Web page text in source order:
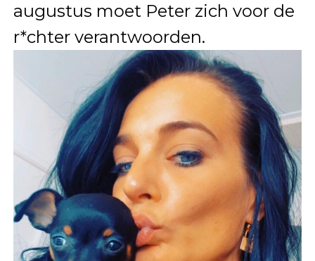
augustus moet Peter zich voor de
r*chter verantwoorden.